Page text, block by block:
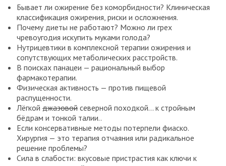
Бывает ли ожирение без коморбидности? Клиническая
классификация ожирения, риски и осложнения.
Почему диеты не работают? Можно ли грех
чревоугодия искупить муками голода?
Нутрицевтики в комплексной терапии ожирения и
сопутствующих метаболических расстройств.
В поисках панацеи — рациональный выбор
фармакотерапии.
Физическая активность — против пищевой
распущенности.
Лёгкой джазовой северной походкой… к стройным
бёдрам и тонкой талии..
Если консервативные методы потерпели фиаско.
Хирургия — это терапия отчаяния или радикальное
решение проблемы?
Сила в слабости: вкусовые пристрастия как ключи к